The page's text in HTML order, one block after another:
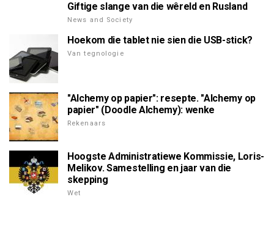
Giftige slange van die wêreld en Rusland
News and Society
Hoekom die tablet nie sien die USB-stick?
Van tegnologie
"Alchemy op papier": resepte. "Alchemy op
papier" (Doodle Alchemy): wenke
Rekenaars
Hoogste Administratiewe Kommissie, Loris-
Melikov. Samestelling en jaar van die
skepping
Wet